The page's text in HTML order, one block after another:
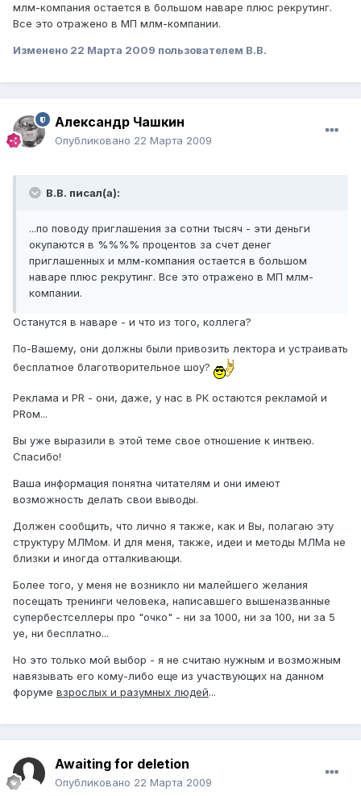
млм-компания остается в большом наваре плюс рекрутинг.
Все это отражено в МП млм-компании.
Изменено 22 Марта 2009 пользователем В.В.
Александр Чашкин
Опубликовано 22 Марта 2009
В.В. писал(а):
...по поводу приглашения за сотни тысяч - эти деньги
окупаются в %%%% процентов за счет денег
приглашенных и млм-компания остается в большом
наваре плюс рекрутинг. Все это отражено в МП млм-
компании.
Останутся в наваре - и что из того, коллега?
По-Вашему, они должны были привозить лектора и устраивать
бесплатное благотворительное шоу?
Реклама и PR - они, даже, у нас в РК остаются рекламой и
PRом...
Вы уже выразили в этой теме свое отношение к интвею.
Спасибо!
Ваша информация понятна читателям и они имеют
возможность делать свои выводы.
Должен сообщить, что лично я также, как и Вы, полагаю эту
структуру МЛМом. И для меня, также, идеи и методы МЛМа не
близки и иногда отталкивающи.
Более того, у меня не возникло ни малейшего желания
посещать тренинги человека, написавшего вышеназванные
супербестселлеры про "очко" - ни за 1000, ни за 100, ни за 5
уе, ни бесплатно...
Но это только мой выбор - я не считаю нужным и возможным
навязывать его кому-либо еще из участвующих на данном
форуме взрослых и разумных людей...
Awaiting for deletion
Опубликовано 22 Марта 2009